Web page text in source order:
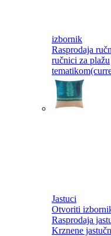
izbornik
Rasprodaja
ručnici za plažu
tematikom
Jastuci
Otvoriti
Rasprodaja
Krznene